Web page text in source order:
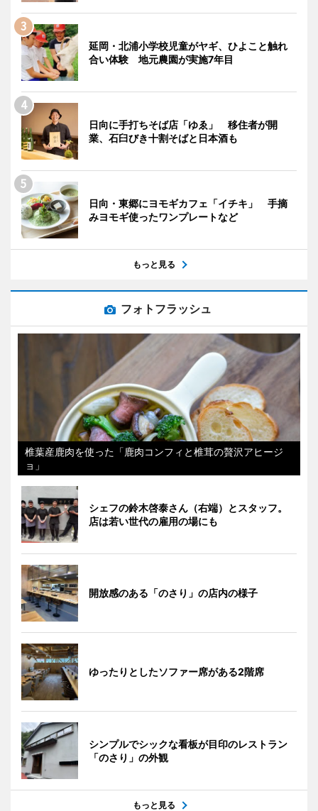
延岡・北浦小学校児童がヤギ、ひよこと触れ
合い体験 地元農園が実施7年目
日向に手打ちそば店「ゆゑ」 移住者が開
業、石臼びき十割そばと日本酒も
日向・東郷にヨモギカフェ「イチキ」 手摘
みヨモギ使ったワンプレートなど
もっと見る
フォトフラッシュ
椎葉産鹿肉を使った「鹿肉コンフィと椎茸の贅沢アヒージ
ョ」
シェフの鈴木啓泰さん（右端）とスタッフ。
店は若い世代の雇用の場にも
開放感のある「のさり」の店内の様子
ゆったりとしたソファー席がある2階席
シンプルでシックな看板が目印のレストラン
「のさり」の外観
もっと見る